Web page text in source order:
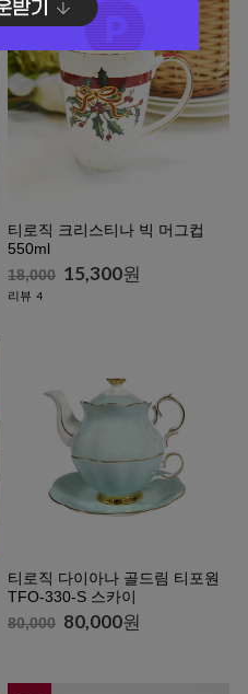
15%
티로직 크리스티나 빅 머그컵
550ml
18,000 15,300원
리뷰 4
티로직 다이아나 골드림 티포원
TFO-330-S 스카이
80,000 80,000원